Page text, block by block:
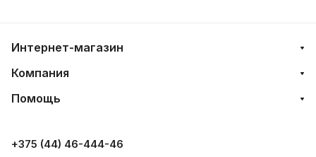
Интернет-магазин
Компания
Помощь
+375 (44) 46-444-46